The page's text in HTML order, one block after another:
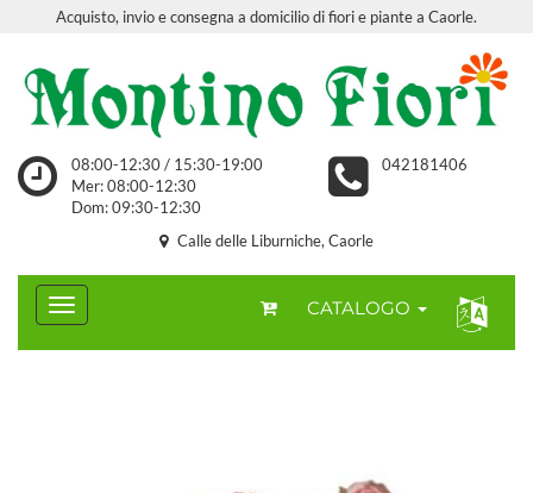
Acquisto, invio e consegna a domicilio di fiori e piante a Caorle.
08:00-12:30 / 15:30-19:00
Mer: 08:00-12:30
Dom: 09:30-12:30
042181406
Calle delle Liburniche, Caorle
CATALOGO